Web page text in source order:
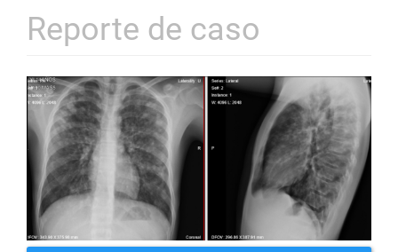
Reporte de caso
Barra
lateral
del
artículo